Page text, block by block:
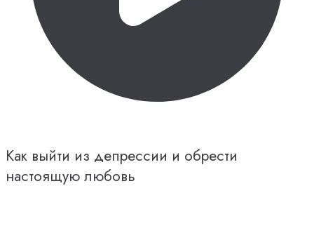
Как выйти из депрессии и обрести
настоящую любовь